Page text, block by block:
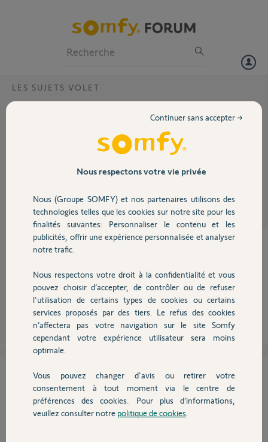
Volet
Sécurité
Domotique
Chauffage
Autres produits
Devis avec un pro
Contact
LES SUJETS VOLET
après appui sur bouton 4 du moteur 1 bip suivi de 3 bips avec rotation
puis impossible de faire fonctionner avec la télécommande ?
Participer au fil de discussion
Quelle télécommande ?
Robert P.
il y a environ
Cette réponse vous a-t-elle aidé ?
NON OUI
Nous respectons votre vie privée
Nous (Groupe SOMFY) et nos partenaires utilisons des
technologies telles que les cookies sur notre site pour les
finalités suivantes: Personnaliser le contenu et les
publicités, offrir une expérience personnalisée et analyser
notre trafic.
Nous respectons votre droit à la confidentialité et vous
pouvez choisir d’accepter, de contrôler ou de refuser
l'utilisation de certains types de cookies ou certains
services proposés par des tiers. Le refus des cookies
n’affectera pas votre navigation sur le site Somfy
cependant votre expérience utilisateur sera moins
optimale.
Vous pouvez changer d'avis ou retirer votre
consentement à tout moment via le centre de
préférences des cookies. Pour plus d’informations,
veuillez consulter notre politique de cookies
Continuer sans accepter →